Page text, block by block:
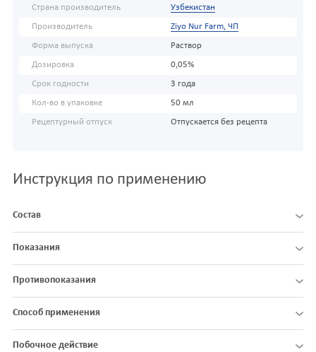
Страна производитель Узбекистан
Производитель Ziyo Nur Farm, ЧП
Форма выпуска Раствор
Дозировка 0,05%
Срок годности 3 года
Кол-во в упаковке 50 мл
Рецептурный отпуск Отпускается без рецепта
Инструкция по применению
Состав
Показания
Противопоказания
Способ применения
Побочное действие